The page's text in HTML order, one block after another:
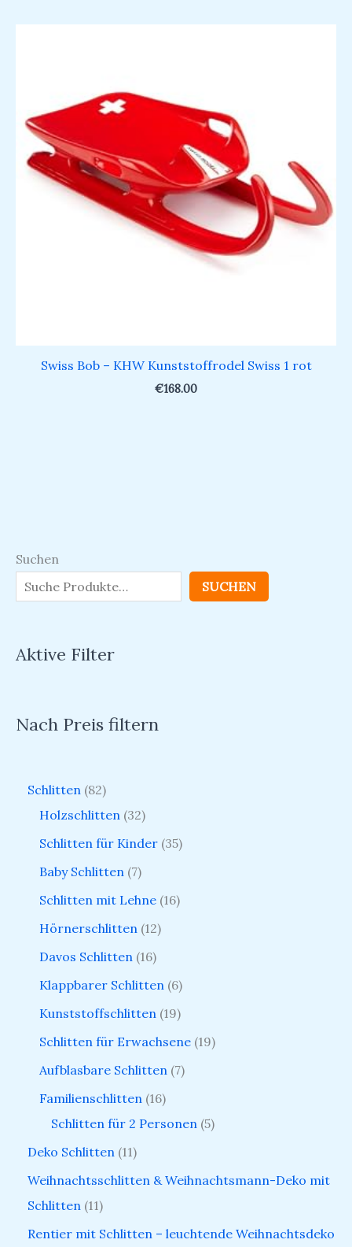
Suchen
SUCHEN
Aktive Filter
Nach Preis filtern
Schlitten 82
Holzschlitten 32
Schlitten für Kinder 35
Baby Schlitten 7
Schlitten mit Lehne 16
Hörnerschlitten 12
Davos Schlitten 16
Klappbarer Schlitten 6
Kunststoffschlitten 19
Schlitten für Erwachsene 19
Aufblasbare Schlitten 7
Familienschlitten 16
Schlitten für 2 Personen 5
Deko Schlitten 11
Weihnachtsschlitten & Weihnachtsmann-Deko mit
Schlitten 11
Rentier mit Schlitten – leuchtende Weihnachtsdeko
Swiss Bob – KHW Kunststoffrodel Swiss 1 rot
€168.00